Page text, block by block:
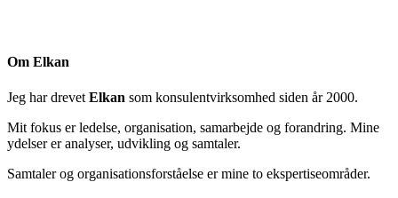
Om Elkan
Jeg har drevet Elkan som konsulentvirksomhed siden år 2000.
Mit fokus er ledelse, organisation, samarbejde og forandring. Mine
ydelser er analyser, udvikling og samtaler.
Samtaler og organisationsforståelse er mine to ekspertiseområder.